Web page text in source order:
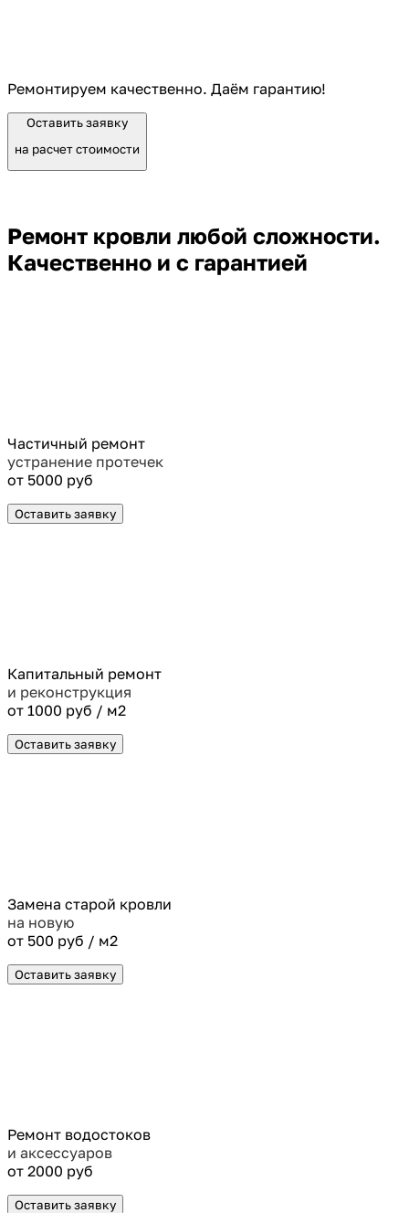
Ремонтируем качественно. Даём гарантию!
Оставить заявку
на расчет стоимости
Ремонт кровли любой сложности.
Качественно и с гарантией
Частичный ремонт
устранение протечек
от 5000 руб
Оставить заявку
Капитальный ремонт
и реконструкция
от 1000 руб / м2
Оставить заявку
Замена старой кровли
на новую
от 500 руб / м2
Оставить заявку
Ремонт водостоков
и аксессуаров
от 2000 руб
Оставить заявку